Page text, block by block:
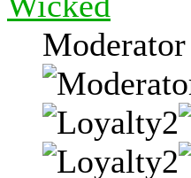
Moderator